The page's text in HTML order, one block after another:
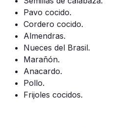
Pavo cocido.
Cordero cocido.
Almendras.
Nueces del Brasil.
Marañón.
Anacardo.
Pollo.
Frijoles cocidos.